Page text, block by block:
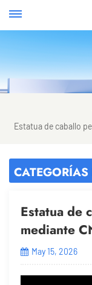
Estatua de caballo
Estatua de
mediante
May 15, 2026